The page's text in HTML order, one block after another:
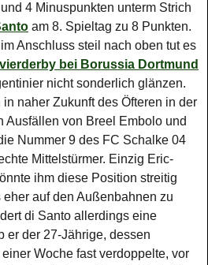
4 Minuspunkten unterm Strich
am 8. Spieltag zu 8 Punkten.
Anschluss steil nach oben tut es
bei Borussia Dortmund
nicht sonderlich glänzen.
in naher Zukunft des Öfteren in der
Ausfällen von Breel Embolo und
Nummer 9 des FC Schalke 04
Mittelstürmer. Einzig Eric-
ihm diese Position streitig
auf den Außenbahnen zu
di Santo allerdings eine
er der 27-Jährige, dessen
Woche fast verdoppelte, vor